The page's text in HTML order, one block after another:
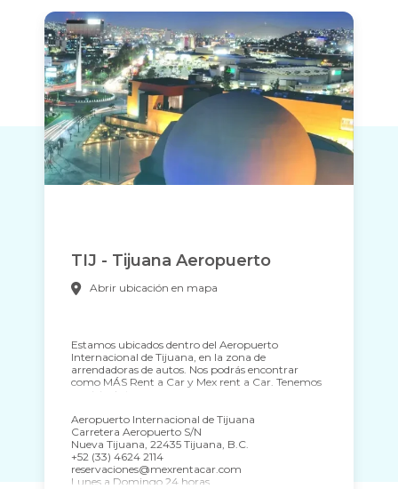
TIJ - Tijuana Aeropuerto
Abrir ubicación en mapa
Estamos ubicados dentro del Aeropuerto
Internacional de Tijuana, en la zona de
arrendadoras de autos. Nos podrás encontrar
como MÁS Rent a Car y Mex rent a Car. Tenemos
servicio de trans ...
Aeropuerto Internacional de Tijuana
Carretera Aeropuerto S/N
Nueva Tijuana, 22435 Tijuana, B.C.
+52 (33) 4624 2114
reservaciones@mexrentacar.com
Lunes a Domingo 24 horas.